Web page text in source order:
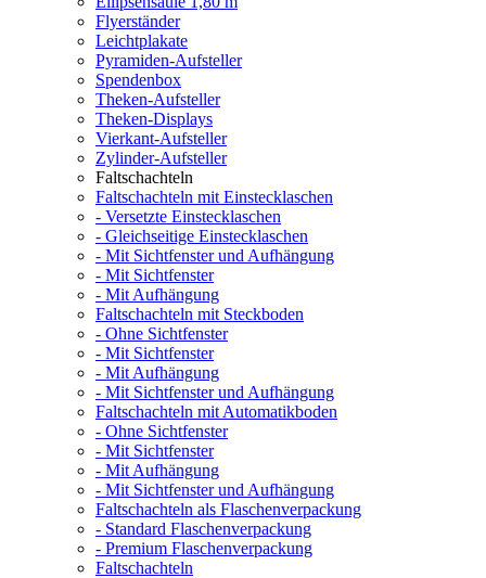
Flyerständer
Leichtplakate
Pyramiden-Aufsteller
Spendenbox
Theken-Aufsteller
Theken-Displays
Vierkant-Aufsteller
Zylinder-Aufsteller
Faltschachteln
Faltschachteln mit Einstecklaschen
- Versetzte Einstecklaschen
- Gleichseitige Einstecklaschen
- Mit Sichtfenster und Aufhängung
- Mit Sichtfenster
- Mit Aufhängung
Faltschachteln mit Steckboden
- Ohne Sichtfenster
- Mit Sichtfenster
- Mit Aufhängung
- Mit Sichtfenster und Aufhängung
Faltschachteln mit Automatikboden
- Ohne Sichtfenster
- Mit Sichtfenster
- Mit Aufhängung
- Mit Sichtfenster und Aufhängung
Faltschachteln als Flaschenverpackung
- Standard Flaschenverpackung
- Premium Flaschenverpackung
Faltschachteln